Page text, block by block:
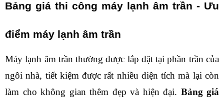
Bảng giá thi công máy lạnh âm trần - Ưu
điểm máy lạnh âm trần
Máy lạnh âm trần thường được lắp đặt tại phần trần của
ngôi nhà, tiết kiệm được rất nhiều diện tích mà lại còn
làm cho không gian thêm đẹp và hiện đại. Bảng giá